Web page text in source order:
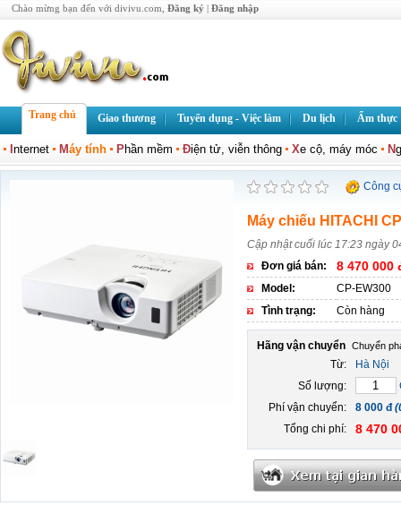
Chào mừng bạn đến với divivu.com, Đăng ký | Đăng nhập
Trang chủ Giao thương Tuyển dụng - Việc làm Du lịch Ẩm thực
nternet Máy tính Phần mềm Điện tử, viễn thông Xe cộ, máy móc N
Công
Máy chiếu HITACHI
Cập nhật cuối lúc 17:23 ngày
Đơn giá bán:
8 470 000
Model:
CP-EW300
Tình trạng:
Còn hàng
Hãng vận chuyển
Từ:
Hà Nội
Số lượng:
Phí vận chuyển:
8 000 đ
Tổng chi phí:
8 470